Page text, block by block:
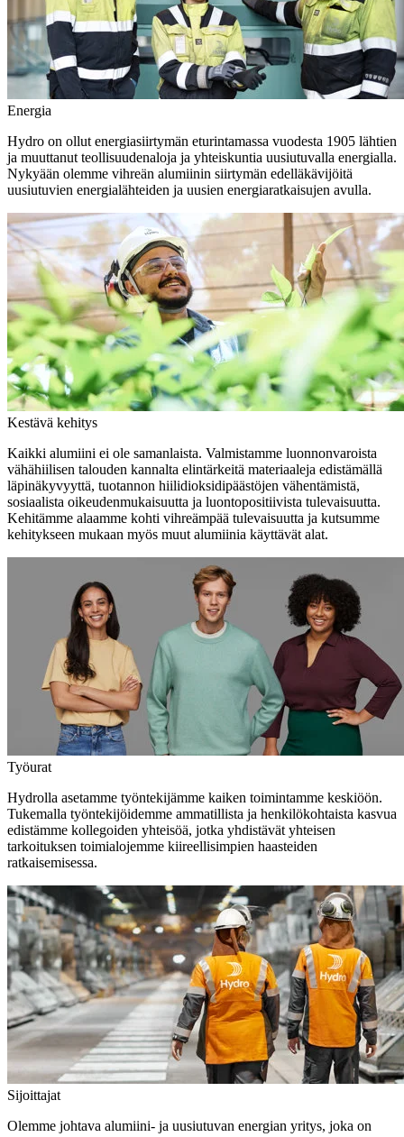
Energia
Hydro on ollut energiasiirtymän eturintamassa vuodesta 1905 lähtien
ja muuttanut teollisuudenaloja ja yhteiskuntia uusiutuvalla energialla.
Nykyään olemme vihreän alumiinin siirtymän edelläkävijöitä
uusiutuvien energialähteiden ja uusien energiaratkaisujen avulla.
Kestävä kehitys
Kaikki alumiini ei ole samanlaista. Valmistamme luonnonvaroista
vähähiilisen talouden kannalta elintärkeitä materiaaleja edistämällä
läpinäkyvyyttä, tuotannon hiilidioksidipäästöjen vähentämistä,
sosiaalista oikeudenmukaisuutta ja luontopositiivista tulevaisuutta.
Kehitämme alaamme kohti vihreämpää tulevaisuutta ja kutsumme
kehitykseen mukaan myös muut alumiinia käyttävät alat.
Työurat
Hydrolla asetamme työntekijämme kaiken toimintamme keskiöön.
Tukemalla työntekijöidemme ammatillista ja henkilökohtaista kasvua
edistämme kollegoiden yhteisöä, jotka yhdistävät yhteisen
tarkoituksen toimialojemme kiireellisimpien haasteiden
ratkaisemisessa.
Sijoittajat
Olemme johtava alumiini- ja uusiutuvan energian yritys, joka on